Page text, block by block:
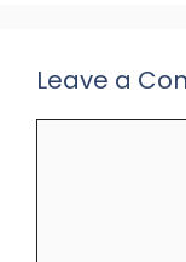
Leave a